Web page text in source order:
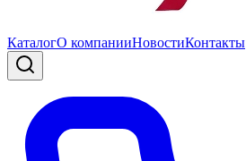
КаталогО компанииНовостиКонтакты